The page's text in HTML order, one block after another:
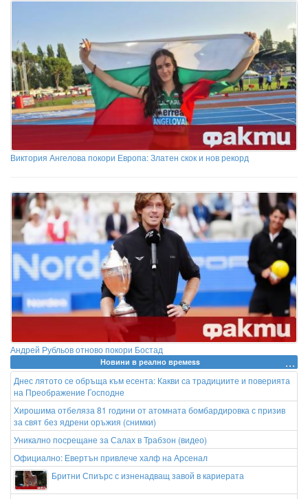
Виктория Ангелова покори Европа: Златен скок и нов рекорд
Андрей Рубльов отново покори Бостад
Новини в реално времеss
Днес лятото се обръща към есента: Какви са традициите и поверията
на Преображение Господне
Хирошима отбеляза 81 години от атомната бомбардировка с призив
за свят без ядрени оръжия (снимки)
Уникално посрещане за Салах в Трабзон (видео)
Официално: Евертън привлече халф на Арсенал
Бритни Спиърс с изненадващ завой в кариерата